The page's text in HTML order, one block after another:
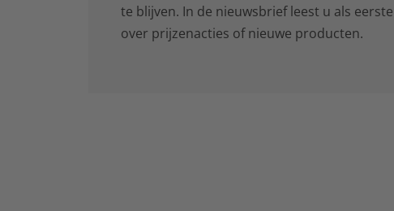
te blijven. In de nieuwsbrief leest u als
over prijzenacties of nieuwe producten.